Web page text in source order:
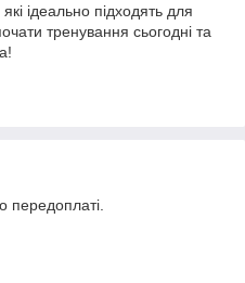
ідеально підходять для
тренування сьогодні та
передоплаті.